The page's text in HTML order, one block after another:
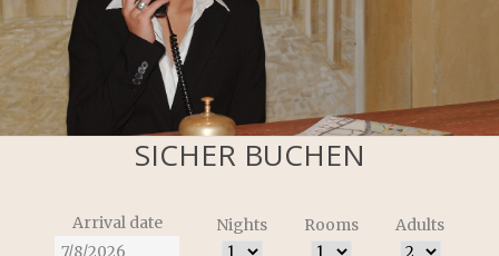
SICHER BUCHEN
Arrival date Nights Rooms Adults